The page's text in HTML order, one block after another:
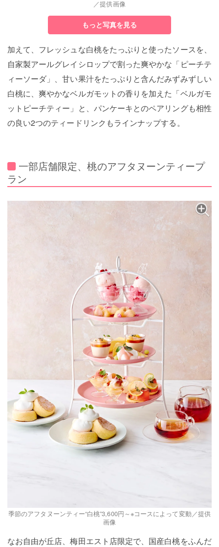
／提供画像
もっと写真を見る
加えて、フレッシュな白桃をたっぷりと使ったソースを、
自家製アールグレイシロップで割った爽やかな「ピーチテ
ィーソーダ」、甘い果汁をたっぷりと含んだみずみずしい
白桃に、爽やかなベルガモットの香りを加えた「ベルガモ
ットピーチティー」と、パンケーキとのペアリングも相性
の良い2つのティードリンクもラインナップする。
一部店舗限定、桃のアフタヌーンティープ
ラン
季節のアフタヌーンティー“白桃”3,600円～※コースによって変動／提供
画像
なお自由が丘店、梅田エスト店限定で、国産白桃をふんだ